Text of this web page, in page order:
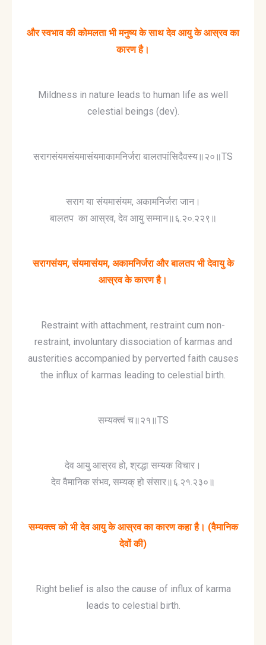
और स्वभाव की कोमलता भी मनुष्य के साथ देव आयु के आस्रव का
कारण है।
Mildness in nature leads to human life as well
celestial beings (dev).
सरागसंयमसंयमासंयमाकामनिर्जरा बालतपांसिदैवस्य॥२०॥TS
सराग या संयमासंयम, अकामनिर्जरा जान।
बालतप का आस्रव, देव आयु सम्मान॥६.२०.२२९॥
सरागसंयम, संयमासंयम, अकामनिर्जरा और बालतप भी देवायु के
आस्रव के कारण है।
Restraint with attachment, restraint cum non-
restraint, involuntary dissociation of karmas and
austerities accompanied by perverted faith causes
the influx of karmas leading to celestial birth.
सम्यक्त्वं च॥२१॥TS
देव आयु आस्रव हो, श्रद्धा सम्यक विचार।
देव वैमानिक संभव, सम्यक् हो संसार॥६.२१.२३०॥
सम्यक्त्व को भी देव आयु के आस्रव का कारण कहा है। (वैमानिक
देवों की)
Right belief is also the cause of influx of karma
leads to celestial birth.